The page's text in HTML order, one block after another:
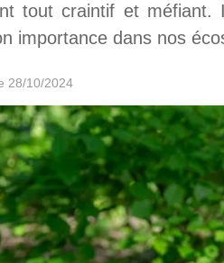
tout craintif et méfiant.
importance dans nos
28/10/2024